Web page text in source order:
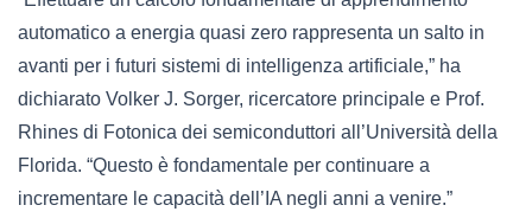
automatico a energia quasi zero rappresenta un salto in
avanti per i futuri sistemi di intelligenza artificiale,” ha
dichiarato Volker J. Sorger, ricercatore principale e Prof.
Rhines di Fotonica dei semiconduttori all’Università della
Florida. “Questo è fondamentale per continuare a
incrementare le capacità dell’IA negli anni a venire.”